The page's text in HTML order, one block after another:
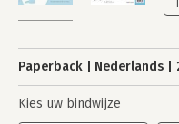
Paperback Nederlands
Kies uw bindwijze